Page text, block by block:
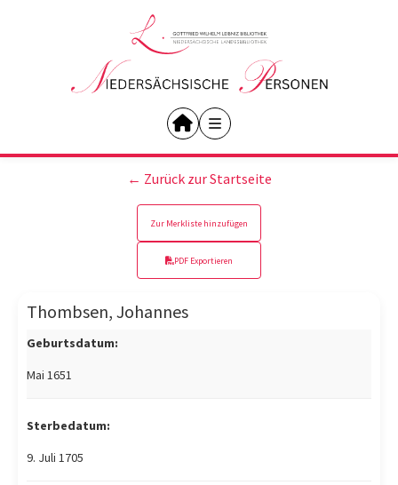
← Zurück zur Startseite
Zur Merkliste hinzufügen
PDF Exportieren
Thombsen, Johannes
Geburtsdatum:
Mai 1651
Sterbedatum:
9. Juli 1705